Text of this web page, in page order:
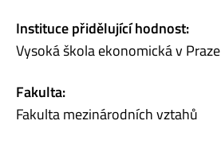
Instituce přidělující hodnost:
Vysoká škola ekonomická v Praze
Fakulta:
Fakulta mezinárodních vztahů